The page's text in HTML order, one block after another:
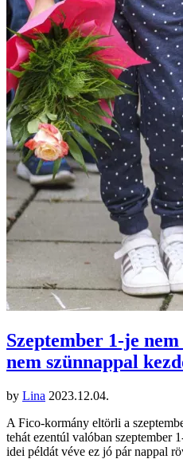
Szeptember 1-je
nem szünnappal
by Lina 2023.12.04.
A Fico-kormány eltörli a
tehát ezentúl valóban szeptember
idei példát véve ez jó pár nappal